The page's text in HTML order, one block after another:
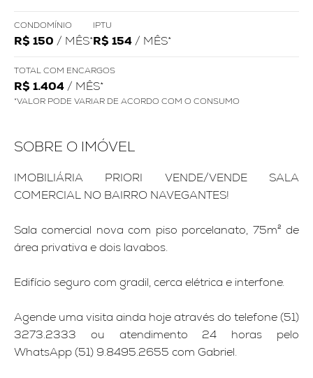
CONDOMÍNIO
R$ 150 / MÊS*
IPTU
R$ 154 / MÊS*
TOTAL COM ENCARGOS
R$ 1.404 / MÊS*
*VALOR PODE VARIAR DE ACORDO COM O CONSUMO
SOBRE O IMÓVEL
IMOBILIÁRIA PRIORI VENDE/VENDE SALA
COMERCIAL NO BAIRRO NAVEGANTES!
Sala comercial nova com piso porcelanato, 75m² de
área privativa e dois lavabos.
Edifício seguro com gradil, cerca elétrica e interfone.
Agende uma visita ainda hoje através do telefone (51)
3273.2333 ou atendimento 24 horas pelo
WhatsApp (51) 9.8495.2655 com Gabriel.